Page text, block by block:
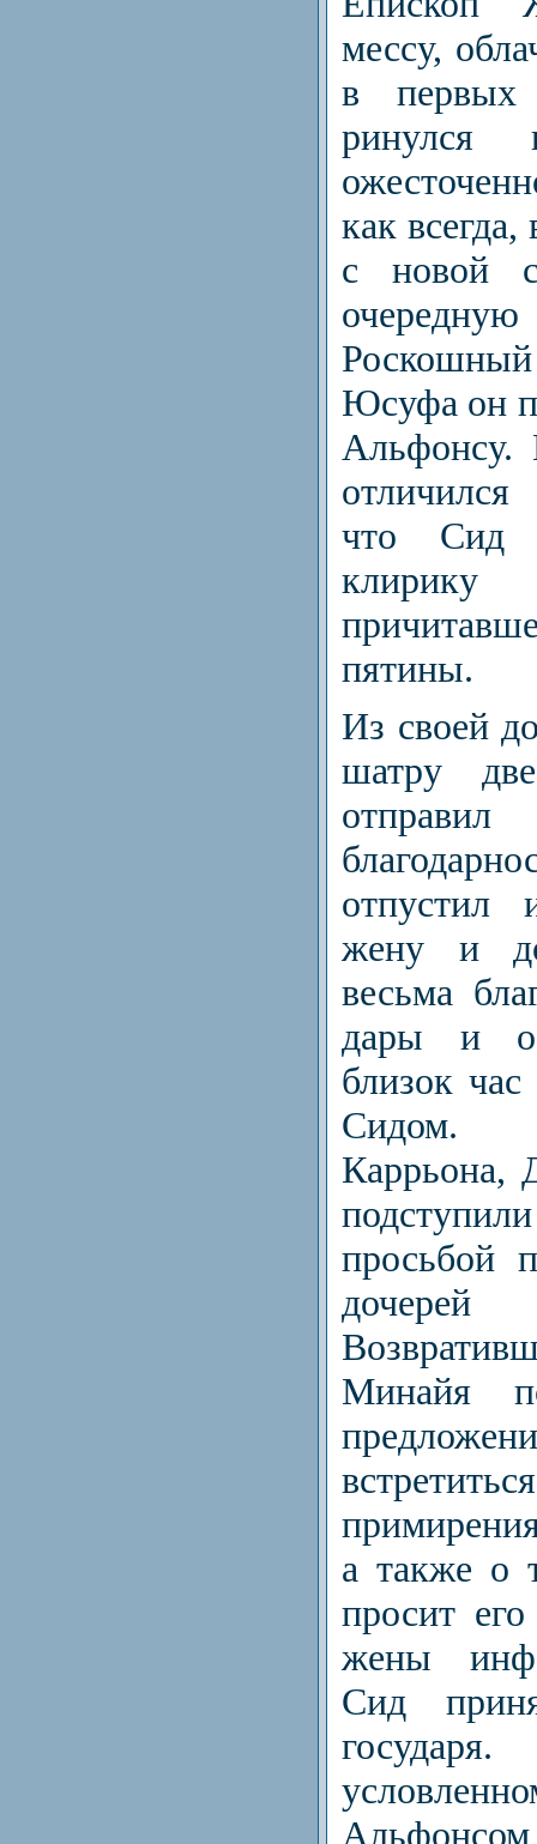
мессу,
в первых
как всегда,
с новой
Юсуфа он
Альфонсу.
что Сид
пятины.
Из своей
шатру
отпустил
жену и
весьма
дары и
близок
Сидом.
Каррьона,
просьбой
Минайя
а также о
просит
жены
Сид